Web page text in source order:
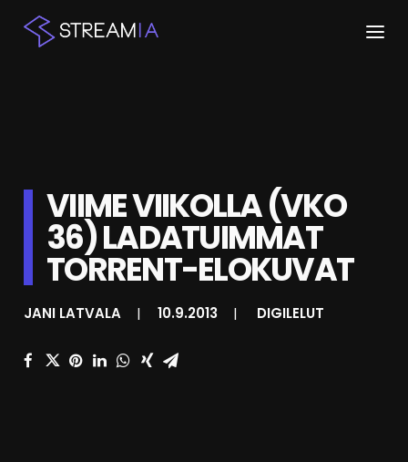
KESKUSTELU
SHOP
VIIME VIIKOLLA (VKO
36) LADATUIMMAT
TORRENT-ELOKUVAT
JANI LATVALA | 10.9.2013 | DIGILELUT